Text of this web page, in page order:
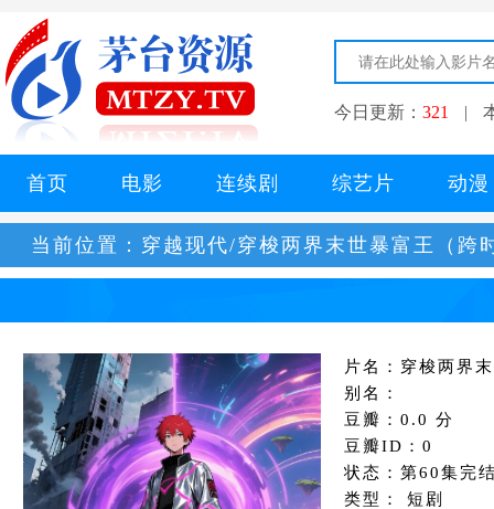
今日更新： 321 |
首页 电影 连续剧 综艺片 动漫
当前位置： 穿越现代/穿梭两界末世暴富王（跨
片名：穿梭两界
别名：
豆瓣：0.0 分
豆瓣ID：0
状态：第60集完
类型： 短剧